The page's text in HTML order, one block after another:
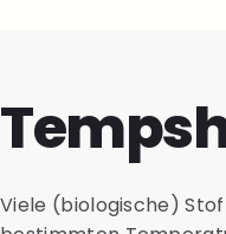
Viele (biologische)